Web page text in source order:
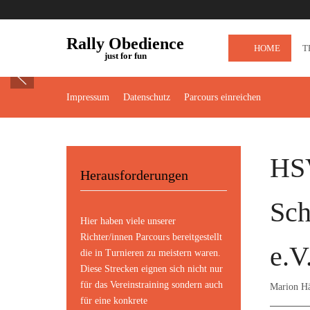
Rally Obedience
just for fun
HOME
Impressum Datenschutz Parcours einreichen
Herausforderungen
Hier haben viele unserer
Richter/innen Parcours bereitgestellt
die in Turnieren zu meistern waren.
Diese Strecken eignen sich nicht nur
für das Vereinstraining sondern auch
für eine konkrete
Marion